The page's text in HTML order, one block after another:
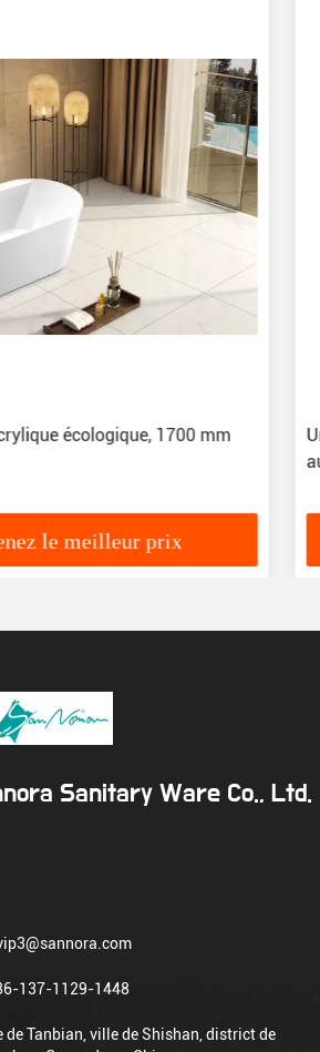
écologique, 1700 mm
le meilleur prix
Sanitary Ware Co., Ltd.
137-1129-1448
de Tanbian, ville de Shishan, district de